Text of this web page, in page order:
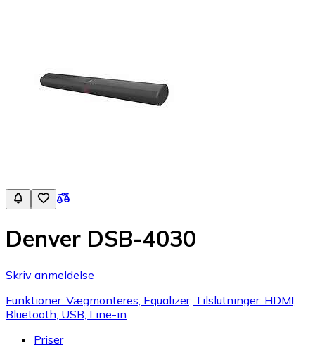
Denver DSB-4030
Skriv anmeldelse
Funktioner: Vægmonteres, Equalizer, Tilslutninger: HDMI,
Bluetooth, USB, Line-in
Priser